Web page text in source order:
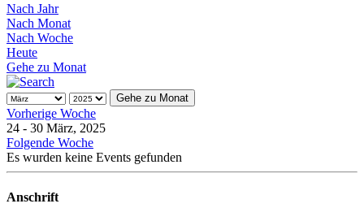
Nach Jahr
Nach Monat
Nach Woche
Heute
Gehe zu Monat
Gehe zu Monat
Vorherige Woche
24 - 30 März, 2025
Folgende Woche
Es wurden keine Events gefunden
Anschrift